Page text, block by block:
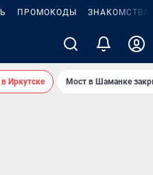
ПРОМОКОДЫ ЗНАКОМСТВА
Иркутске Мост в Шаманке